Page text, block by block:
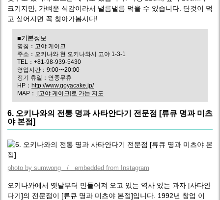
크기지만, 가벼운 식감이라서 낼름낼름 먹을 수 있습니다. 단것이 먹
고 싶어지면 꼭 찾아가봅시다!
■기본정보
명칭：고야 케이크
주소：오키나와 현 오키나와시 고야 1-3-1
TEL：+81-98-939-5430
영업시간：9:00〜20:00
정기 휴일：연중무휴
HP： http://www.goyacake.jp/
MAP：
[고야 케이크]로 가는 지도
6. 오키나와의 전통 명과 사타안다기 전문점 [류큐 명과 미츠
야 본점]
photo by sumwong / embedded from Instagram
오키나와에서 옛날부터 만들어져 오고 있는 역사 있는 과자 [사타안
다기]의 전문점이 [류큐 명과 미츠야 본점]입니다. 1992년 창업 이